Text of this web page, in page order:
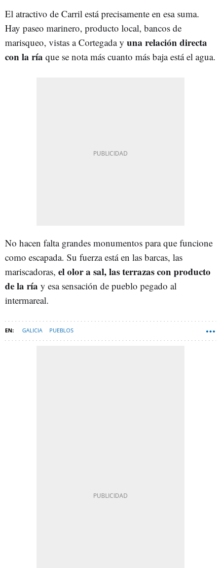
El atractivo de Carril está precisamente en esa suma.
Hay paseo marinero, producto local, bancos de
marisqueo, vistas a Cortegada y una relación directa
con la ría que se nota más cuanto más baja está el agua.
No hacen falta grandes monumentos para que funcione
como escapada. Su fuerza está en las barcas, las
mariscadoras, el olor a sal, las terrazas con producto
de la ría y esa sensación de pueblo pegado al
intermareal.
GALICIA PUEBLOS